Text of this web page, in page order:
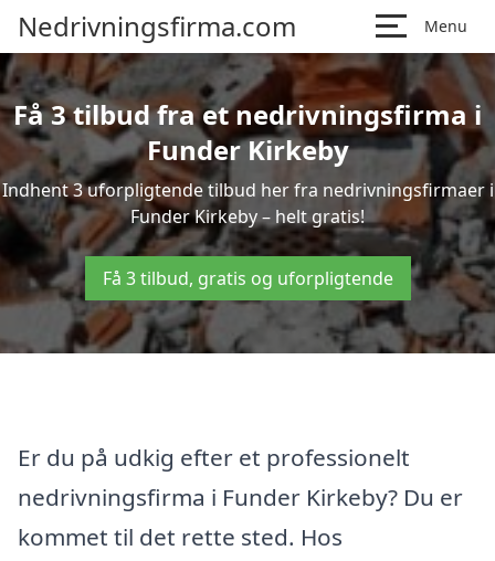
Nedrivningsfirma.com Menu
Få 3 tilbud fra et nedrivningsfirma i
Funder Kirkeby
Indhent 3 uforpligtende tilbud her fra nedrivningsfirmaer i
Funder Kirkeby – helt gratis!
Få 3 tilbud, gratis og uforpligtende
Er du på udkig efter et professionelt
nedrivningsfirma i Funder Kirkeby? Du er
kommet til det rette sted. Hos